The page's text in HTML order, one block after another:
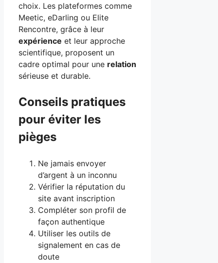
choix. Les plateformes comme
Meetic, eDarling ou Elite
Rencontre, grâce à leur
expérience et leur approche
scientifique, proposent un
cadre optimal pour une relation
sérieuse et durable.
Conseils pratiques
pour éviter les
pièges
Ne jamais envoyer
d’argent à un inconnu
Vérifier la réputation du
site avant inscription
Compléter son profil de
façon authentique
Utiliser les outils de
signalement en cas de
doute